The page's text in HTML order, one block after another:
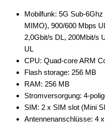
Mobilfunk: 5G Sub-
MIMO), 900/600 Mbps
2,0Gbit/s DL, 200Mbit/s
UL
CPU: Quad-core ARM
Flash storage: 256 MB
RAM: 256 MB
Stromversorgung: 4-
SIM: 2 x SIM slot (Mini
Antennenanschlüsse: 4